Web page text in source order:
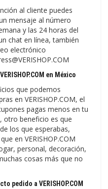
al cliente puedes
mensaje al número
y las 24 horas del
chat en línea, también
electrónico
en México
que podemos
en VERISHOP.COM, el
pagas menos en tu
otro beneficio es que
los que esperabas,
en VERISHOP.COM
personal, decoración,
cosas más que no
pedido a VERISHOP.COM